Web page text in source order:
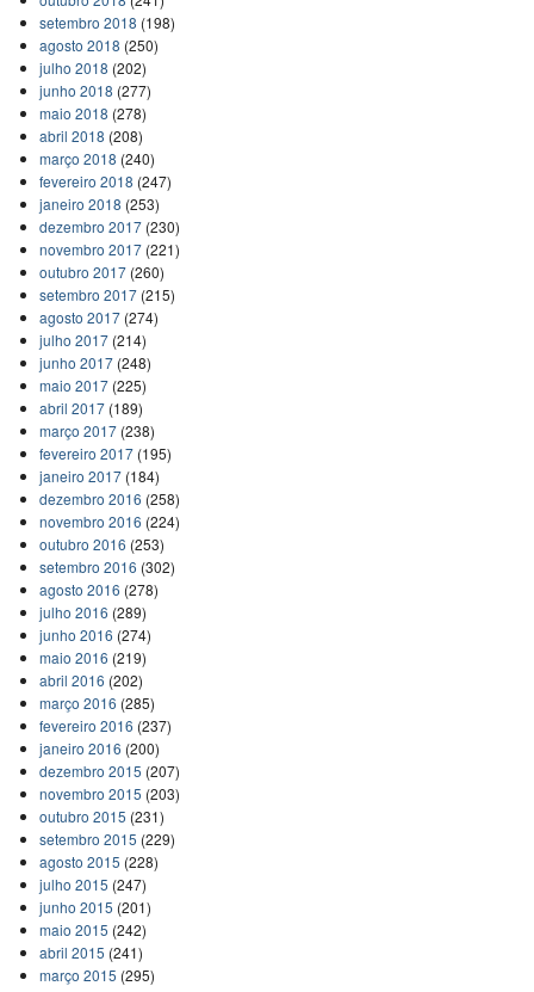
setembro 2018 (198)
agosto 2018 (250)
julho 2018 (202)
junho 2018 (277)
maio 2018 (278)
abril 2018 (208)
março 2018 (240)
fevereiro 2018 (247)
janeiro 2018 (253)
dezembro 2017(230)
novembro 2017(221)
outubro 2017(260)
setembro 2017(215)
agosto 2017(274)
julho 2017(214)
junho 2017(248)
maio 2017(225)
abril 2017(189)
março 2017(238)
fevereiro 2017(195)
janeiro 2017(184)
dezembro 2016 (258)
novembro 2016 (224)
outubro 2016 (253)
setembro 2016 (302)
agosto 2016 (278)
julho 2016 (289)
junho 2016 (274)
maio 2016 (219)
abril 2016 (202)
março 2016 (285)
fevereiro 2016 (237)
janeiro 2016 (200)
dezembro 2015 (207)
novembro 2015 (203)
outubro 2015 (231)
setembro 2015 (229)
agosto 2015 (228)
julho 2015 (247)
junho 2015 (201)
maio 2015 (242)
abril 2015 (241)
março 2015 (295)